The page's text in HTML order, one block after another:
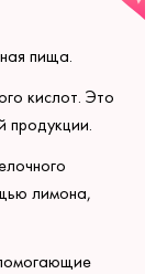
пища.
кислот. Это
продукции.
лимона,